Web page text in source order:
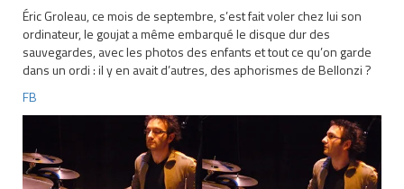
Éric Groleau, ce mois de septembre, s’est fait voler chez lui son
ordinateur, le goujat a même embarqué le disque dur des
sauvegardes, avec les photos des enfants et tout ce qu’on garde
dans un ordi : il y en avait d’autres, des aphorismes de Bellonzi ?
FB